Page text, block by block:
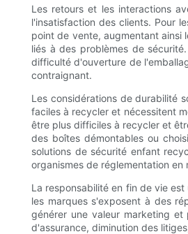
Les retours et les interactions
l'insatisfaction des clients. Pour
point de vente, augmentant ainsi
liés à des problèmes de
difficulté d'ouverture de
contraignant.
Les considérations de durabilité
faciles à recycler et nécessitent
être plus difficiles à recycler et
des boîtes démontables ou
solutions de sécurité enfant
organismes de réglementation en
La responsabilité en fin de vie
les marques s'exposent à des
générer une valeur marketing
d'assurance, diminution des